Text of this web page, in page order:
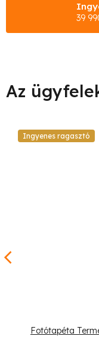
39
Ingyenes ragasztó
Fotótapéta